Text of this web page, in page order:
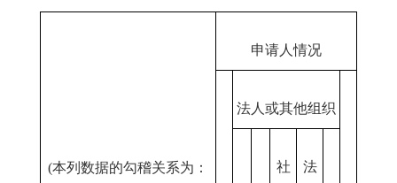
(本列数据的勾稽关系为：
申请人情况
法人或其他组织
社 法